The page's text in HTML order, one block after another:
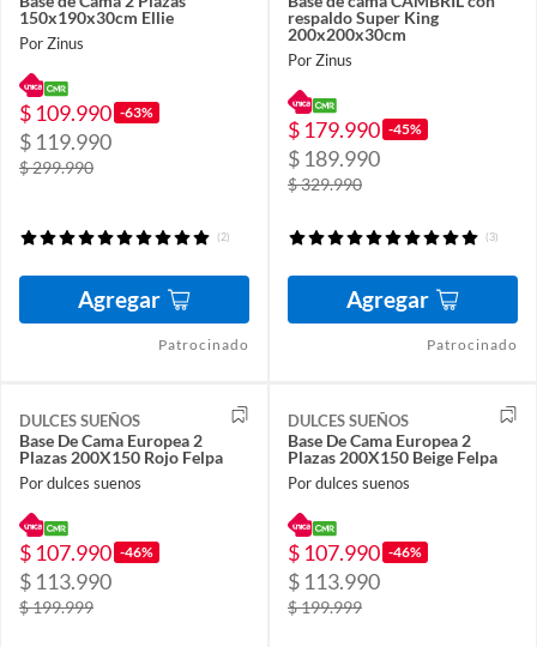
150x190x30cm Ellie
Por Zinus
$ 109.990 -63%
$ 119.990
$ 299.990
(2)
Agregar
Patrocinado
respaldo Super King
200x200x30cm
Por Zinus
$ 179.990 -45%
$ 189.990
$ 329.990
(3)
Agregar
Patrocinado
DULCES SUEÑOS
Base De Cama Europea 2
Plazas 200X150 Rojo Felpa
Por dulces suenos
$ 107.990 -46%
$ 113.990
$ 199.999
DULCES SUEÑOS
Base De Cama Europea 2
Plazas 200X150 Beige Felpa
Por dulces suenos
$ 107.990 -46%
$ 113.990
$ 199.999